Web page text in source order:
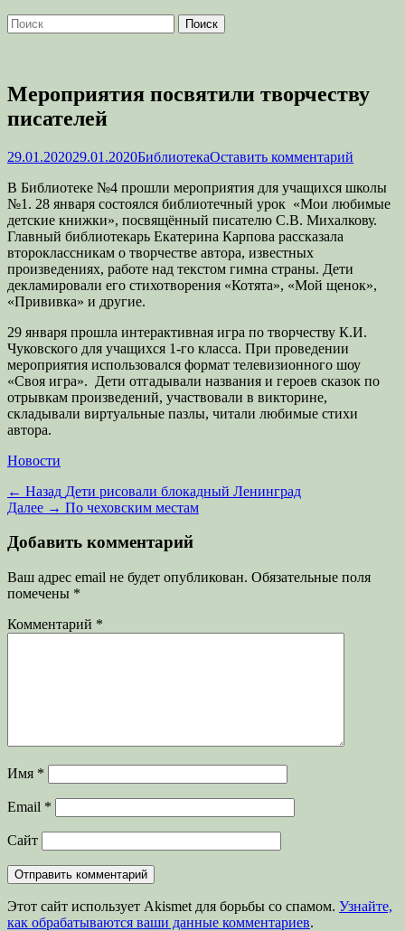
Поиск
Найти:
Мероприятия посвятили творчеству
писателей
Опубликовано
29.01.202029.01.2020Автор
БиблиотекаОставить комментарий
В Библиотеке №4 прошли мероприятия для учащихся школы
№1. 28 января состоялся библиотечный урок «Мои любимые
детские книжки», посвящённый писателю С.В. Михалкову.
Главный библиотекарь Екатерина Карпова рассказала
второклассникам о творчестве автора, известных
произведениях, работе над текстом гимна страны. Дети
декламировали его стихотворения «Котята», «Мой щенок»,
«Прививка» и другие.
29 января прошла интерактивная игра по творчеству К.И.
Чуковского для учащихся 1-го класса. При проведении
мероприятия использовался формат телевизионного шоу
«Своя игра». Дети отгадывали названия и героев сказок по
отрывкам произведений, участвовали в викторине,
складывали виртуальные пазлы, читали любимые стихи
автора.
Категории
Новости
Навигация
по
записям
← Назад Предыдущая
запись:
Дети рисовали блокадный Ленинград
Далее → Следующая
По чеховским местам
Добавить комментарий
Ваш адрес email не будет опубликован. Обязательные поля
помечены *
Комментарий *
Имя *
Email *
Сайт
Этот сайт использует Akismet для борьбы со спамом. Узнайте,
как обрабатываются ваши данные комментариев.